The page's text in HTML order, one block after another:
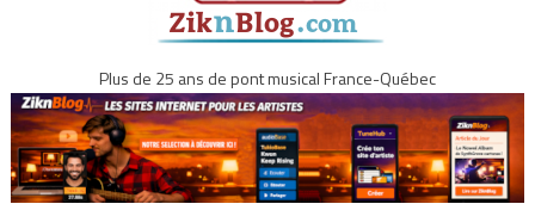
Plus de 25 ans de pont musical France-Québec